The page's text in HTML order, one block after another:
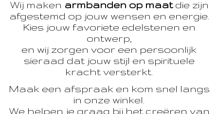
Wij maken armbanden op maatdie zijn
afgestemd op jouw wensen en energie.
Kies jouw favoriete edelstenen en
ontwerp,
en wij zorgen voor een persoonlijk
sieraad dat jouw stijl en spirituele
kracht versterkt.
Maak een afspraak en kom snel langs
in onze winkel.
We helpen je graag bij het creëren van